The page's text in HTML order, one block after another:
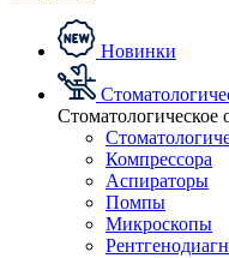
Новинки
Стоматологическое
Компрессора
Аспираторы
Помпы
Микроскопы